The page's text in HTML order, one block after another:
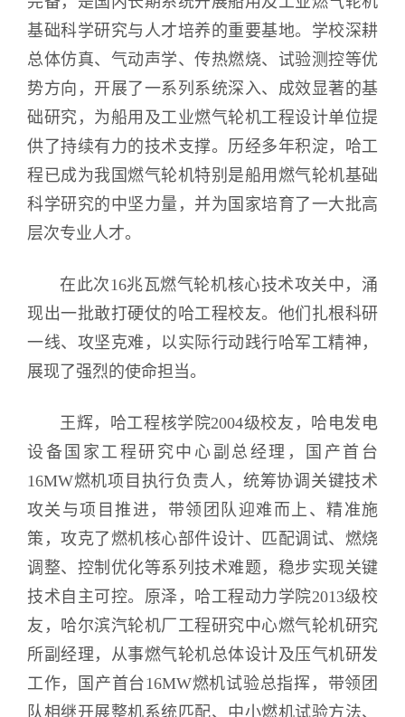
基础科学研究与人才培养的重要基地。学校深耕
总体仿真、气动声学、传热燃烧、试验测控等优
势方向，开展了一系列系统深入、成效显著的基
础研究，为船用及工业燃气轮机工程设计单位提
供了持续有力的技术支撑。历经多年积淀，哈工
程已成为我国燃气轮机特别是船用燃气轮机基础
科学研究的中坚力量，并为国家培育了一大批高
层次专业人才。
在此次16兆瓦燃气轮机核心技术攻关中，涌
现出一批敢打硬仗的哈工程校友。他们扎根科研
一线、攻坚克难，以实际行动践行哈军工精神，
展现了强烈的使命担当。
王辉，哈工程核学院2004级校友，哈电发电
设备国家工程研究中心副总经理，国产首台
16MW燃机项目执行负责人，统筹协调关键技术
攻关与项目推进，带领团队迎难而上、精准施
策，攻克了燃机核心部件设计、匹配调试、燃烧
调整、控制优化等系列技术难题，稳步实现关键
技术自主可控。原泽，哈工程动力学院2013级校
友，哈尔滨汽轮机厂工程研究中心燃气轮机研究
所副经理，从事燃气轮机总体设计及压气机研发
工作，国产首台16MW燃机试验总指挥，带领团
队相继开展整机系统匹配、中小燃机试验方法、